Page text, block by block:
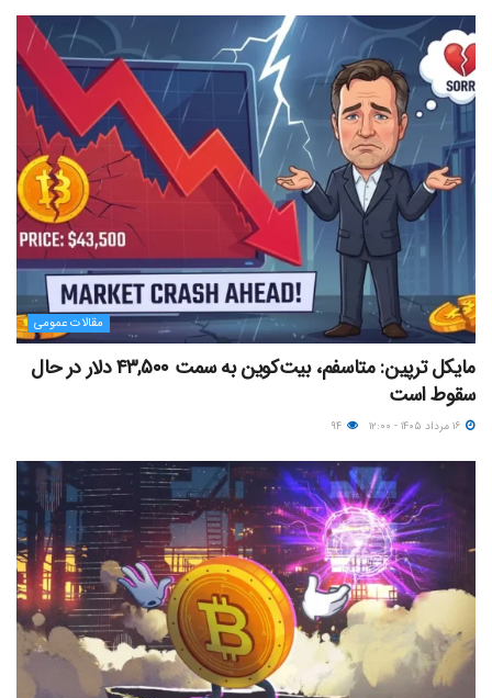
مقالات عمومی
مایکل ترپین: متاسفم، بیت‌کوین به سمت ۴۳,۵۰۰ دلار در حال
سقوط است